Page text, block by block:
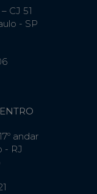
CJ 51
- SP
andar
- RJ